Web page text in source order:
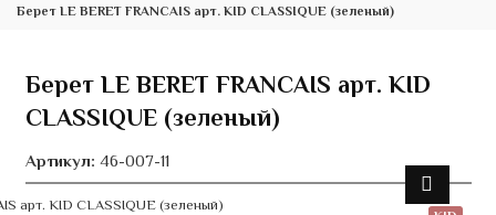
Берет LE BERET FRANCAIS арт. KID CLASSIQUE (зеленый)
Берет LE BERET FRANCAIS арт. KID
CLASSIQUE (зеленый)
Артикул: 46-007-11